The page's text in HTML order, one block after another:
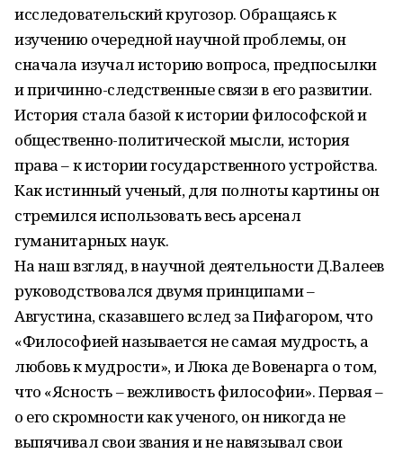
исследовательский кругозор. Обращаясь к
изучению очередной научной проблемы, он
сначала изу­чал историю вопроса, предпосылки
и причинно-следственные связи в его развитии.
История стала базой к истории философской и
общественно-политической мысли, история
права – к истории государственного устройства.
Как истинный ученый, для полноты картины он
стремился использовать весь арсенал
гуманитарных наук.
На наш взгляд, в научной деятельности Д.Валеев
руководствовался двумя принципами –
Августина, сказавшего вслед за Пифагором, что
«Философией называется не самая мудрость, а
любовь к мудрости», и Люка де Вовенарга о том,
что «Ясность – вежливость философии». Первая –
о его скромности как ученого, он никогда не
выпячивал свои звания и не навязывал свои